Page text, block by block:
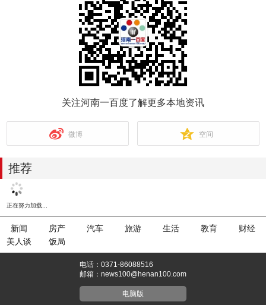
关注河南一百度了解更多本地资讯
微博 空间
推荐
正在努力加载...
新闻 房产 汽车 旅游 生活 教育
财经
美人谈
饭局
电话：0371-86088516
邮箱：news100@henan100.com
电脑版